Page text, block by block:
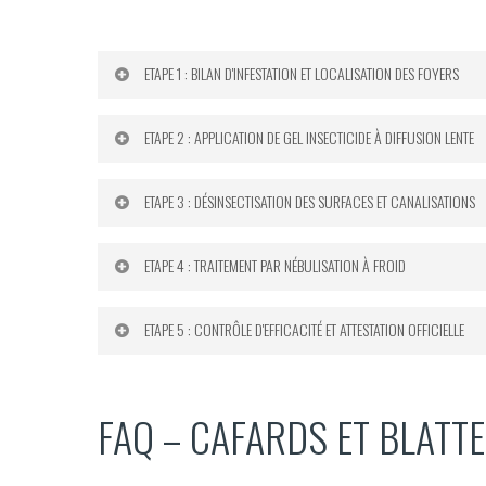
ETAPE 1 : BILAN D'INFESTATION ET LOCALISATION DES FOYERS
Notre diagnostic préalable couvre l’intégralité
ETAPE 2 : APPLICATION DE GEL INSECTICIDE À DIFFUSION LENTE
Nous utilisons des gels appâts de dernière
ETAPE 3 : DÉSINSECTISATION DES SURFACES ET CANALISATIONS
Selon la configuration des lieux et la densité de
ETAPE 4 : TRAITEMENT PAR NÉBULISATION À FROID
La nébulisation est réservée aux cas
ETAPE 5 : CONTRÔLE D'EFFICACITÉ ET ATTESTATION OFFICIELLE
peut arriver dans les immeubles collectifs
l’issue de ce contrôle.
FAQ – CAFARDS ET